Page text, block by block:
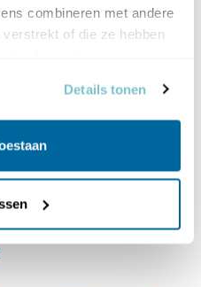
combineren met andere
of die ze hebben
Details tonen
over dit wetland